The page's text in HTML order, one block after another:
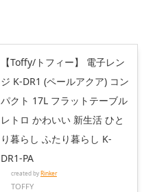
【Toffy/トフィー】 電子レン
ジ K-DR1 (ペールアクア) コン
パクト 17L フラットテーブル
レトロ かわいい 新生活 ひと
り暮らし ふたり暮らし K-
DR1-PA
created byRinker
TOFFY